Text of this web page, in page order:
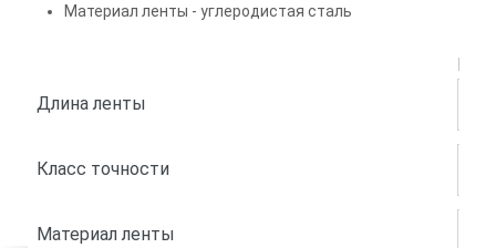
Материал ленты - углеродистая сталь
Длина ленты
Класс точности
Материал ленты